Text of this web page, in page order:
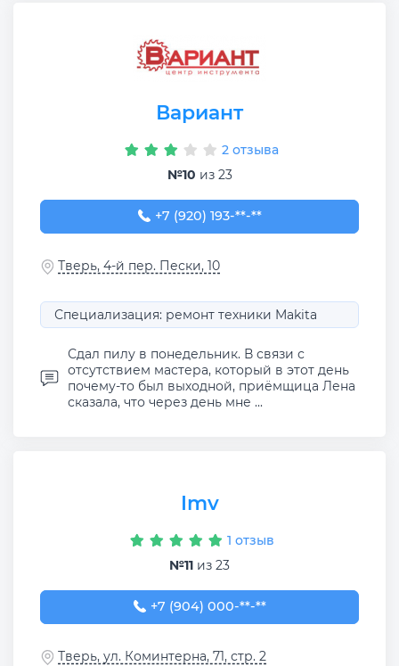
Вариант
2 отзыва
№10 из 23
+7 (920) 193-78-12
+7 (920) 193-**-**
Тверь, 4-й пер. Пески, 10
Специализация: ремонт техники Makita
Сдал пилу в понедельник. В связи с
отсутствием мастера, который в этот день
почему-то был выходной, приёмщица Лена
сказала, что через день мне ...
Imv
1 отзыв
№11 из 23
+7 (904) 000-25-75
+7 (904) 000-**-**
Тверь, ул. Коминтерна, 71, стр. 2